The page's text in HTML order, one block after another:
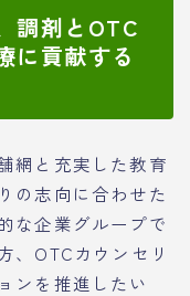
調剤とOTC
に貢献する
網と充実した教育
の志向に合わせた
な企業グループで
、OTCカウンセリ
ンを推進したい